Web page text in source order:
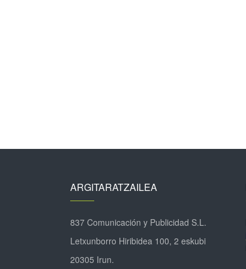
ARGITARATZAILEA
837 Comunicación y Publicidad S.L.
Letxunborro Hiribidea 100, 2 eskubi
20305 Irun.